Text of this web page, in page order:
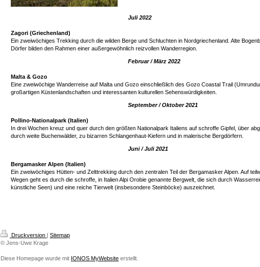
Juli 2022
Zagori (Griechenland)
Ein zweiwöchiges Trekking durch die wilden Berge und Schluchten in Nordgriechenland. Alte
Dörfer bilden den Rahmen einer außergewöhnlich reizvollen Wanderregion.
Februar / März 2022
Malta & Gozo
Eine zweiwöchige Wanderreise auf Malta und Gozo einschließlich des Gozo Coastal Trail
großartigen Küstenlandschaften und interessanten kulturellen Sehenswürdigkeiten.
September / Oktober 2021
Pollino-Nationalpark (Italien)
In drei Wochen kreuz und quer durch den größten Nationalpark Italiens auf schroffe Gipfel, über
durch weite Buchenwälder, zu bizarren Schlangenhaut-Kiefern und in malerische Bergdörfern.
Juni / Juli 2021
Bergamasker Alpen (Italien)
Ein zweiwöchiges Hütten- und Zelttrekking durch den zentralen Teil der Bergamasker Alpen. Auf
Wegen geht es durch die schroffe, in Italien Alpi Orobie genannte Bergwelt, die sich durch
künstliche Seen) und eine reiche Tierwelt (insbesondere Steinböcke) auszeichnet.
Druckversion | Sitemap
© Jens-Uwe Krage
Diese Homepage wurde mit IONOS MyWebsite erstellt.